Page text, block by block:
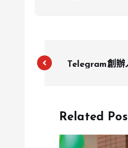
Telegram創辦
Related